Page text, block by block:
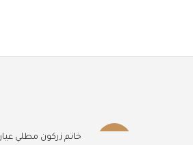
خاتم زركون مطلي عيار ٢١